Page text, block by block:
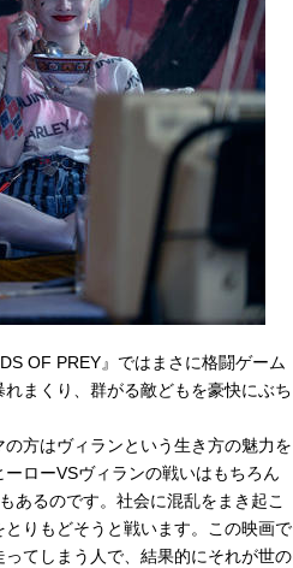
OF PREY』ではまさに格闘ゲーム
まくり、群がる敵どもを豪快にぶち
方はヴィランという生き方の魅力を
ローVSヴィランの戦いはもちろん
あるのです。社会に混乱をまき起こ
りもどそうと戦います。この映画で
てしまう人で、結果的にそれが世の